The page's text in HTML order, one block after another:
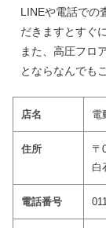
LINEや電話での
だきますとすぐ
また、高圧フロ
とならなんでも
店名 電
住所
〒
白
電話番号